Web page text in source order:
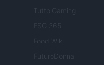
Tutto Gaming
ESG 365
Food Wiki
FuturoDonna